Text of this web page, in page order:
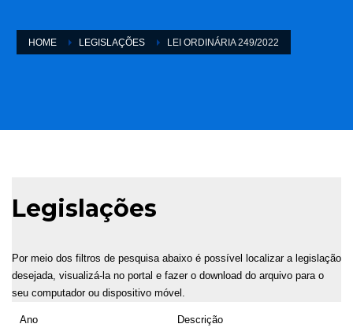
HOME LEGISLAÇÕES LEI ORDINÁRIA 249/2022
Legislações
Por meio dos filtros de pesquisa abaixo é possível localizar a legislação
desejada, visualizá-la no portal e fazer o download do arquivo para o
seu computador ou dispositivo móvel.
Ano Descrição